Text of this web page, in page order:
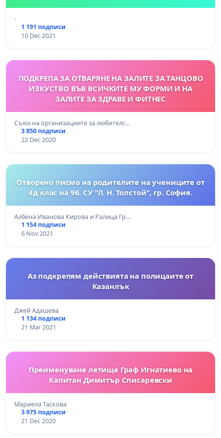
-
1 191 подписи
10 Dec 2021
ПОДКРЕПА ЗА ОТВАРЯНЕ НА ЗАЛИТЕ ЗА ТАНЦОВО
ИЗКУСТВО ВЪВ ВСИЧКИТЕ МУ ФОРМИ И НА
ЗАЛИТЕ ЗА ЗДРАВЕ И ФИТНЕС
Съюз на организациите за любителс…
3 850 подписи
22 Dec 2020
Отворено писмо на родителите на учениците от
4д клас на 96. СУ "Л. Н. Толстой", гр. София.
Албена Иванова Кирова и Ралица Гр…
1 154 подписи
6 Nov 2021
Аз подкрепям действията на полицаите от
Казанлък
Джей Адашева
1 134 подписи
21 Mar 2021
Преименуване летище Граф Игнатиево на
Капитан Димитър Списаревски
Мариела Таскова
3 975 подписи
21 Dec 2020